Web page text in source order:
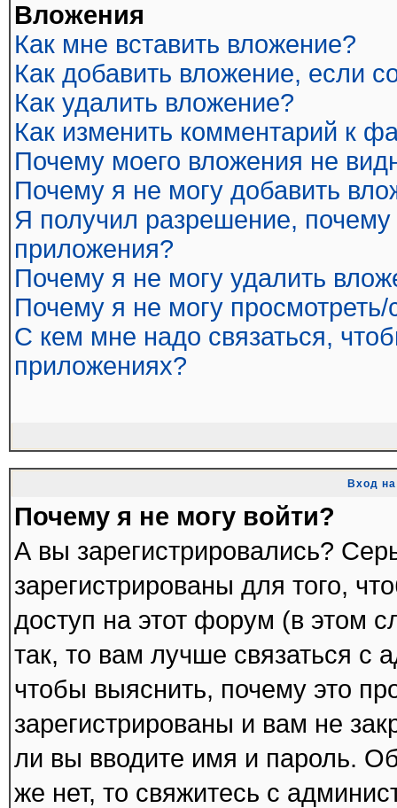
Вложения
Как мне вставить вложение?
Как добавить вложение, если
Как удалить вложение?
Как изменить комментарий к
Почему моего вложения не
Почему я не могу добавить
Я получил разрешение,
приложения?
Почему я не могу удалить
Почему я не могу просмотреть/
С кем мне надо связаться,
приложениях?
Вход
Почему я не могу войти?
А вы зарегистрировались?
зарегистрированы для того,
доступ на этот форум (в этом
так, то вам лучше связаться с
чтобы выяснить, почему это
зарегистрированы и вам не
ли вы вводите имя и пароль.
же нет, то свяжитесь с